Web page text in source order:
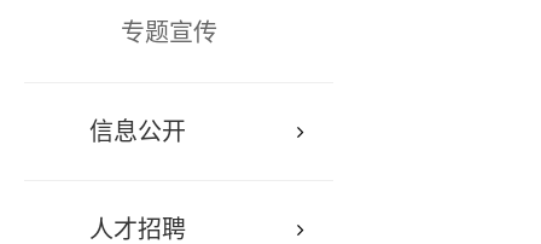
专题宣传
信息公开
人才招聘